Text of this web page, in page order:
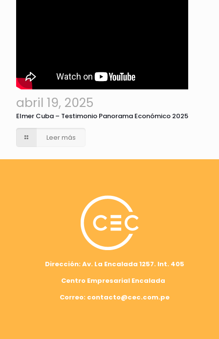
abril 19, 2025
Elmer Cuba – Testimonio Panorama Económico 2025
Leer más
Dirección: Av. La Encalada 1257. Int. 405
Centro Empresarial Encalada
Correo: contacto@cec.com.pe